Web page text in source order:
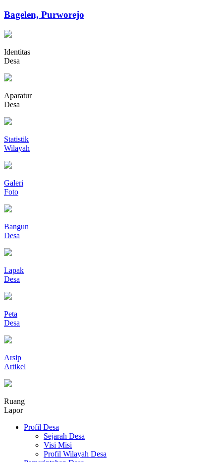
Bagelen, Purworejo
Identitas
Desa
Aparatur
Desa
Statistik
Wilayah
Galeri
Foto
Bangun
Desa
Lapak
Desa
Peta
Desa
Arsip
Artikel
Ruang
Lapor
Profil Desa
Sejarah Desa
Visi Misi
Profil Wilayah Desa